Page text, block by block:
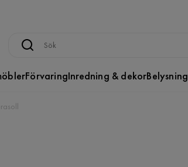
FörvaringInredning & dekorBelysning